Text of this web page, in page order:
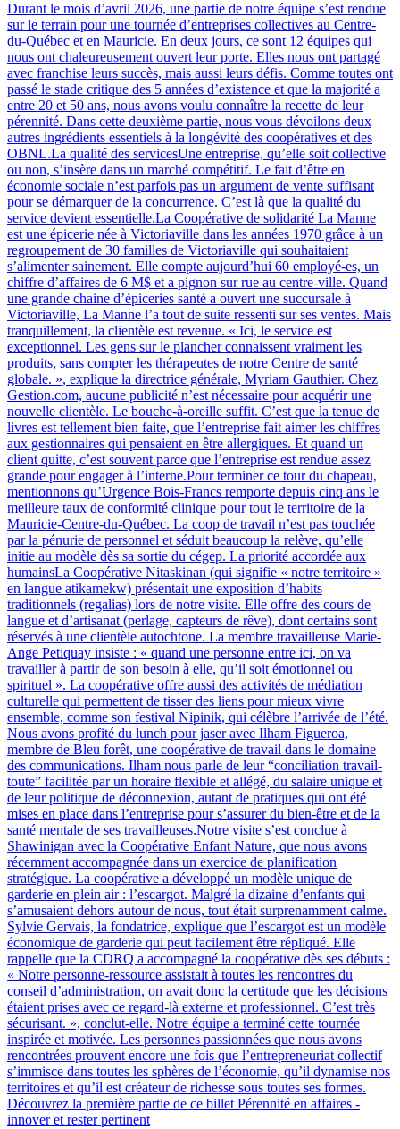
Durant le mois d’avril 2026, une partie de notre équipe s’est rendue
sur le terrain pour une tournée d’entreprises collectives au Centre-
du-Québec et en Mauricie. En deux jours, ce sont 12 équipes qui
nous ont chaleureusement ouvert leur porte. Elles nous ont partagé
avec franchise leurs succès, mais aussi leurs défis. Comme toutes ont
passé le stade critique des 5 années d’existence et que la majorité a
entre 20 et 50 ans, nous avons voulu connaître la recette de leur
pérennité. Dans cette deuxième partie, nous vous dévoilons deux
autres ingrédients essentiels à la longévité des coopératives et des
OBNL.La qualité des servicesUne entreprise, qu’elle soit collective
ou non, s’insère dans un marché compétitif. Le fait d’être en
économie sociale n’est parfois pas un argument de vente suffisant
pour se démarquer de la concurrence. C’est là que la qualité du
service devient essentielle.La Coopérative de solidarité La Manne
est une épicerie née à Victoriaville dans les années 1970 grâce à un
regroupement de 30 familles de Victoriaville qui souhaitaient
s’alimenter sainement. Elle compte aujourd’hui 60 employé-es, un
chiffre d’affaires de 6 M$ et a pignon sur rue au centre-ville. Quand
une grande chaine d’épiceries santé a ouvert une succursale à
Victoriaville, La Manne l’a tout de suite ressenti sur ses ventes. Mais
tranquillement, la clientèle est revenue. « Ici, le service est
exceptionnel. Les gens sur le plancher connaissent vraiment les
produits, sans compter les thérapeutes de notre Centre de santé
globale. », explique la directrice générale, Myriam Gauthier. Chez
Gestion.com, aucune publicité n’est nécessaire pour acquérir une
nouvelle clientèle. Le bouche-à-oreille suffit. C’est que la tenue de
livres est tellement bien faite, que l’entreprise fait aimer les chiffres
aux gestionnaires qui pensaient en être allergiques. Et quand un
client quitte, c’est souvent parce que l’entreprise est rendue assez
grande pour engager à l’interne.Pour terminer ce tour du chapeau,
mentionnons qu’Urgence Bois-Francs remporte depuis cinq ans le
meilleure taux de conformité clinique pour tout le territoire de la
Mauricie-Centre-du-Québec. La coop de travail n’est pas touchée
par la pénurie de personnel et séduit beaucoup la relève, qu’elle
initie au modèle dès sa sortie du cégep. La priorité accordée aux
humainsLa Coopérative Nitaskinan (qui signifie « notre territoire »
en langue atikamekw) présentait une exposition d’habits
traditionnels (regalias) lors de notre visite. Elle offre des cours de
langue et d’artisanat (perlage, capteurs de rêve), dont certains sont
réservés à une clientèle autochtone. La membre travailleuse Marie-
Ange Petiquay insiste : « quand une personne entre ici, on va
travailler à partir de son besoin à elle, qu’il soit émotionnel ou
spirituel ». La coopérative offre aussi des activités de médiation
culturelle qui permettent de tisser des liens pour mieux vivre
ensemble, comme son festival Nipinik, qui célèbre l’arrivée de l’été.
Nous avons profité du lunch pour jaser avec Ilham Figueroa,
membre de Bleu forêt, une coopérative de travail dans le domaine
des communications. Ilham nous parle de leur “conciliation travail-
toute” facilitée par un horaire flexible et allégé, du salaire unique et
de leur politique de déconnexion, autant de pratiques qui ont été
mises en place dans l’entreprise pour s’assurer du bien-être et de la
santé mentale de ses travailleuses.Notre visite s’est conclue à
Shawinigan avec la Coopérative Enfant Nature, que nous avons
récemment accompagnée dans un exercice de planification
stratégique. La coopérative a développé un modèle unique de
garderie en plein air : l’escargot. Malgré la dizaine d’enfants qui
s’amusaient dehors autour de nous, tout était surprenamment calme.
Sylvie Gervais, la fondatrice, explique que l’escargot est un modèle
économique de garderie qui peut facilement être répliqué. Elle
rappelle que la CDRQ a accompagné la coopérative dès ses débuts :
« Notre personne-ressource assistait à toutes les rencontres du
conseil d’administration, on avait donc la certitude que les décisions
étaient prises avec ce regard-là externe et professionnel. C’est très
sécurisant. », conclut-elle. Notre équipe a terminé cette tournée
inspirée et motivée. Les personnes passionnées que nous avons
rencontrées prouvent encore une fois que l’entrepreneuriat collectif
s’immisce dans toutes les sphères de l’économie, qu’il dynamise nos
territoires et qu’il est créateur de richesse sous toutes ses formes.
Découvrez la première partie de ce billet Pérennité en affaires -
innover et rester pertinent